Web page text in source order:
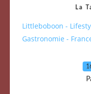
La
Littleboboon -
Gastronomie -